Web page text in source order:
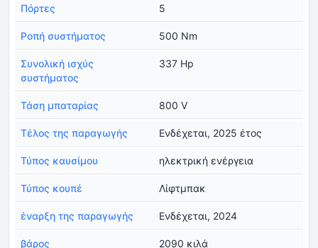
Πόρτες 5
Ροπή συστήματος 500 Nm
Συνολική ισχύς
συστήματος
337 Hp
Τάση μπαταρίας 800 V
Τέλος της παραγωγής Ενδέχεται, 2025 έτος
Τύπος καυσίμου ηλεκτρική ενέργεια
Τύπος κουπέ Λίφτμπακ
έναρξη της παραγωγής Ενδέχεται, 2024
βάρος 2090 κιλά